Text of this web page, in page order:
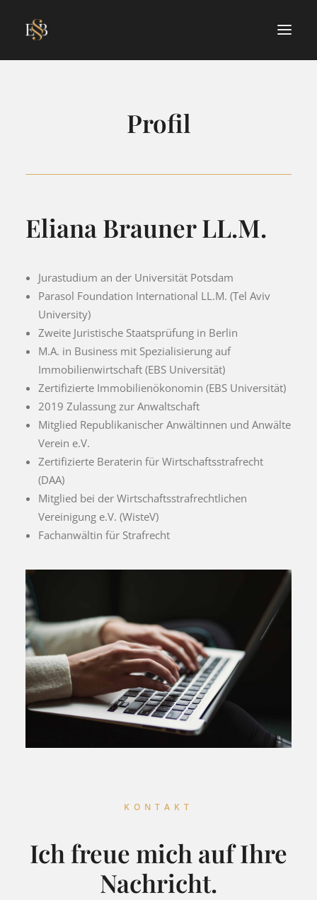
Profil
Eliana Brauner LL.M.
Jurastudium an der Universität Potsdam
Parasol Foundation International LL.M. (Tel Aviv
University)
Zweite Juristische Staatsprüfung in Berlin
M.A. in Business mit Spezialisierung auf
Immobilienwirtschaft (EBS Universität)
Zertifizierte Immobilienökonomin (EBS Universität)
2019 Zulassung zur Anwaltschaft
Mitglied Republikanischer Anwältinnen und Anwälte
Verein e.V.
Zertifizierte Beraterin für Wirtschaftsstrafrecht
(DAA)
Mitglied bei der Wirtschaftsstrafrechtlichen
Vereinigung e.V. (WisteV)
Fachanwältin für Strafrecht
KONTAKT
Ich freue mich auf Ihre
Nachricht.